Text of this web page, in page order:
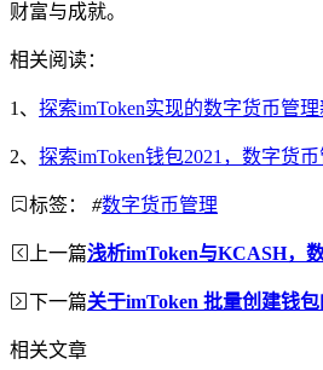
财富与成就。
相关阅读：
1、 探索imToken实现的数字货币管
2、 探索imToken钱包2021，数字货
标签： #数字货币管理
上一篇浅析imToken与KCASH，
下一篇关于imToken 批量创建钱
相关文章